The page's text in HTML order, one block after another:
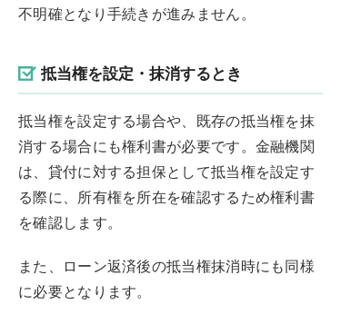
不明確となり手続きが進みません。
抵当権を設定・抹消するとき
抵当権を設定する場合や、既存の抵当権を抹
消する場合にも権利書が必要です。金融機関
は、貸付に対する担保として抵当権を設定す
る際に、所有権を所在を確認するため権利書
を確認します。
また、ローン返済後の抵当権抹消時にも同様
に必要となります。